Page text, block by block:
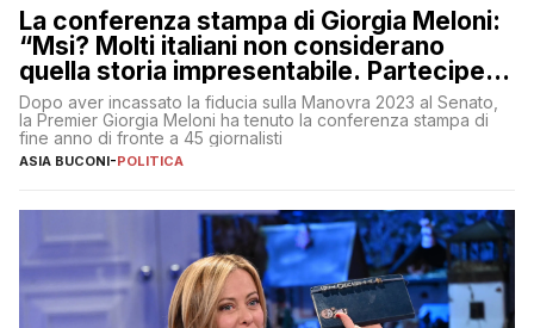
La conferenza stampa di Giorgia Meloni:
“Msi? Molti italiani non considerano
quella storia impresentabile. Parteciperò
al 25 aprile”
Dopo aver incassato la fiducia sulla Manovra 2023 al Senato,
la Premier Giorgia Meloni ha tenuto la conferenza stampa di
fine anno di fronte a 45 giornalisti
ASIA BUCONI-POLITICA